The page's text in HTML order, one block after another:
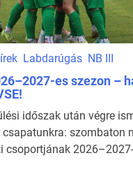
Labdarúgás NB III
es szezon –
időszak után végre
csapatunkra: szombaton
csoportjának